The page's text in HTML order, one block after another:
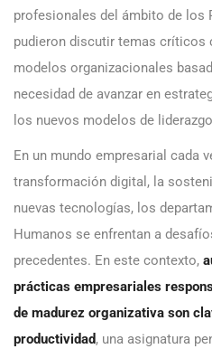
profesionales del ámbito de los
pudieron discutir temas críticos
modelos organizacionales
necesidad de avanzar en
los nuevos modelos de liderazgo
En un mundo empresarial cada
transformación digital, la
nuevas tecnologías, los
Humanos se enfrentan a
precedentes. En este contexto,
prácticas empresariales
de madurez organizativa son
productividad, una asignatura